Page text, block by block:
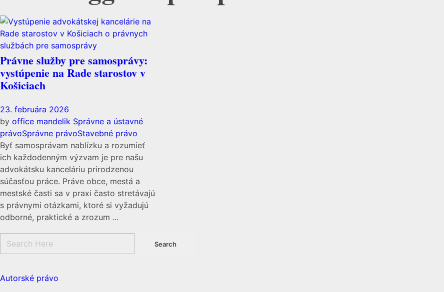
Právne služby pre samosprávy:
vystúpenie na Rade starostov v
Košiciach
23. februára 2026
by office mandelik Správne a ústavné
právoSprávne právoStavebné právo
Byť samosprávam nablízku a rozumieť
ich každodenným výzvam je pre našu
advokátsku kanceláriu prirodzenou
súčasťou práce. Práve obce, mestá a
mestské časti sa v praxi často stretávajú
s právnymi otázkami, ktoré si vyžadujú
odborné, praktické a zrozum ...
Autorské právo